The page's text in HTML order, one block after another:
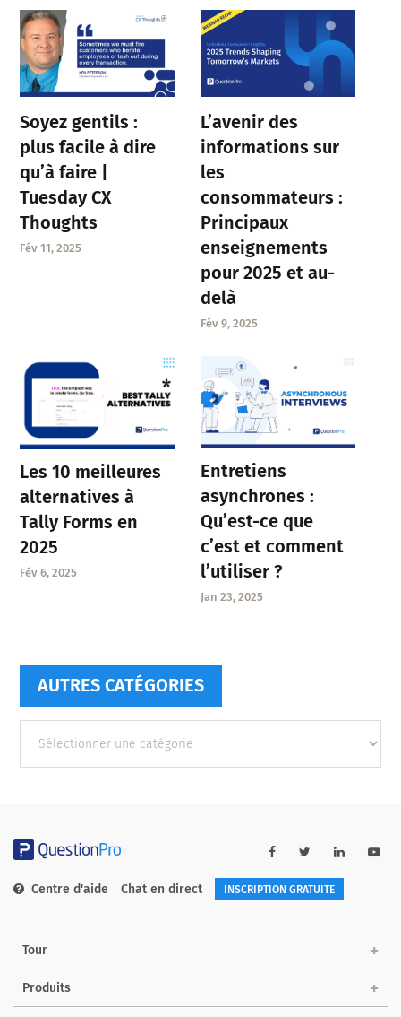
Soyez gentils :
plus facile à dire
qu’à faire |
Tuesday CX
Thoughts
Fév 11, 2025
L’avenir des
informations sur
les
consommateurs :
Principaux
enseignements
pour 2025 et au-
delà
Fév 9, 2025
Les 10 meilleures
alternatives à
Tally Forms en
2025
Fév 6, 2025
Entretiens
asynchrones :
Qu’est-ce que
c’est et comment
l’utiliser ?
Jan 23, 2025
AUTRES CATÉGORIES
catégories
Centre d'aide Chat en direct INSCRIPTION GRATUITE
Tour
Produits